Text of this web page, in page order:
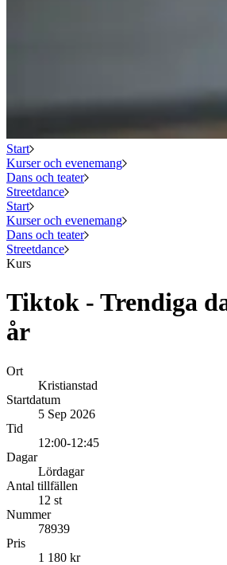
Start
Kurser och evenemang
Dans och teater
Streetdance
Start
Kurser och evenemang
Dans och teater
Streetdance
Kurs
Tiktok - Trendiga
år
Ort
Kristianstad
Startdatum
5 Sep 2026
Tid
12:00-12:45
Dagar
Lördagar
Antal tillfällen
12 st
Nummer
78939
Pris
1 180 kr